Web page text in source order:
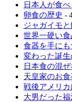
日本人が食
卵食の歴史 -
ジャガイモ
世界一硬い
食器を手に
変わった誕
日本食の混
天皇家のお食
戦後アメリ
大男だった